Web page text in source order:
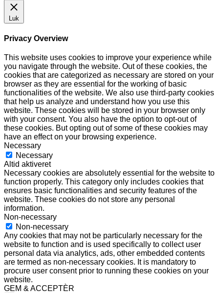
Luk
Privacy Overview
This website uses cookies to improve your experience while
you navigate through the website. Out of these cookies, the
cookies that are categorized as necessary are stored on your
browser as they are essential for the working of basic
functionalities of the website. We also use third-party cookies
that help us analyze and understand how you use this
website. These cookies will be stored in your browser only
with your consent. You also have the option to opt-out of
these cookies. But opting out of some of these cookies may
have an effect on your browsing experience.
Necessary
Necessary
Altid aktiveret
Necessary cookies are absolutely essential for the website to
function properly. This category only includes cookies that
ensures basic functionalities and security features of the
website. These cookies do not store any personal
information.
Non-necessary
Non-necessary
Any cookies that may not be particularly necessary for the
website to function and is used specifically to collect user
personal data via analytics, ads, other embedded contents
are termed as non-necessary cookies. It is mandatory to
procure user consent prior to running these cookies on your
website.
GEM & ACCEPTÈR